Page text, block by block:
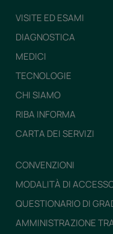
VISITE ED ESAMI
DIAGNOSTICA
MEDICI
TECNOLOGIE
CHI SIAMO
RIBA INFORMA
CARTA DEI SERVIZI
CONVENZIONI
MODALITÀ DI
QUESTIONARIO DI
AMMINISTRAZIONE